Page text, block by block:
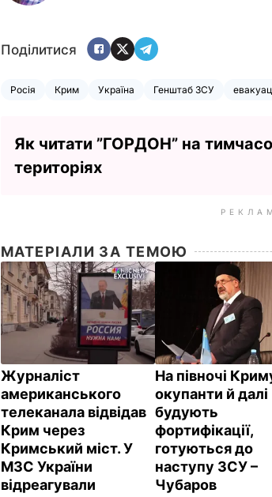
Поділитися
Росія Крим Україна Генштаб ЗСУ
Як читати ”ГОРДОН” на
територіях
МАТЕРІАЛИ ЗА ТЕМОЮ
Журналіст
американського
телеканала відвідав
Крим через
Кримський міст. У
МЗС України
відреагували
На півночі
окупанти й далі
будують
фортифікації,
готуються до
наступу ЗСУ –
Чубаров